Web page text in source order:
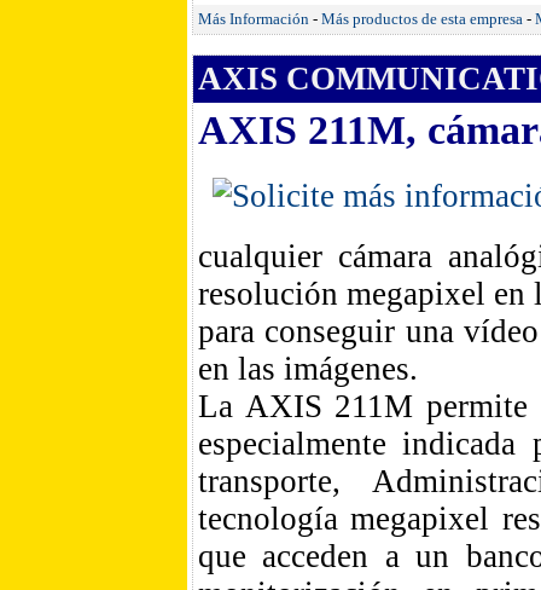
Más Información - Más productos de esta empresa -
AXIS
AXIS 211M,
cualquier cámara
resolución megapixel
para conseguir una
en las imágenes.
La AXIS 211M permite
especialmente
transporte,
tecnología megapixel
que acceden a un